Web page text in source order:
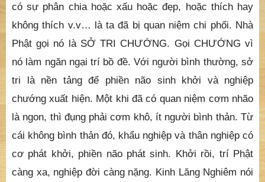
có sự phân chia hoặc xấu hoặc đẹp, hoặc thích hay
không thích v.v… là ta đã bị quan niệm chi phối. Nhà
Phật gọi nó là SỞ TRI CHƯỚNG. Gọi CHƯỚNG vì
nó làm ngăn ngại trí bồ đề. Với người bình thường, sở
tri là nền tảng để phiền não sinh khởi và nghiệp
chướng xuất hiện. Một khi đã có quan niệm cơm nhão
là ngon, thì đụng phải cơm khô, ít người bình thản. Từ
cái không bình thản đó, khẩu nghiệp và thân nghiệp có
cơ phát khởi, phiền não phát sinh. Khởi rồi, trí Phật
càng xa, nghiệp đời càng nặng. Kinh Lăng Nghiêm nói